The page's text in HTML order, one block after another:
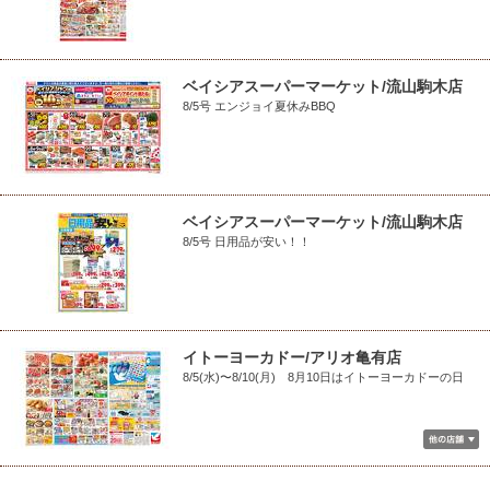
ベイシアスーパーマーケット/流山駒木店
8/5号 エンジョイ夏休みBBQ
ベイシアスーパーマーケット/流山駒木店
8/5号 日用品が安い！！
イトーヨーカドー/アリオ亀有店
8/5(水)〜8/10(月) 8月10日はイトーヨーカドーの日